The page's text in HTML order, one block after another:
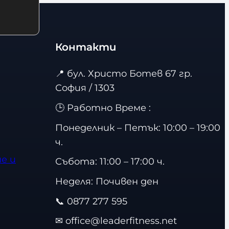
и
Контакти
📍 бул. Христо Ботев 67 гр.
София / 1303
🕒 Работно Време :
Понеделник – Петък: 10:00 – 19:00
ч.
Събота: 11:00 – 17:00 ч.
Неделя: Почивен ден
📞 0877 277 595
✉ office@leaderfitness.net